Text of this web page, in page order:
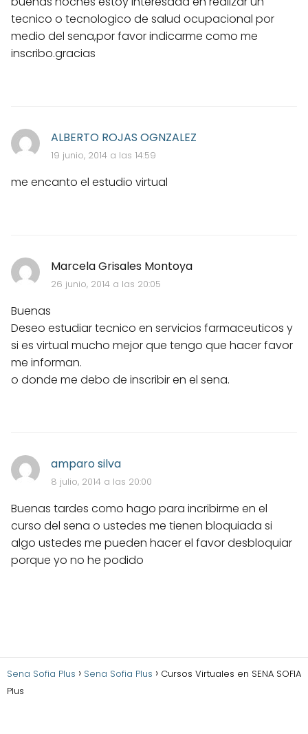
tecnico o tecnologico de salud ocupacional por
medio del sena,por favor indicarme como me
inscribo.gracias
ALBERTO ROJAS OGNZALEZ
19 junio, 2014 a las 14:59
me encanto el estudio virtual
Marcela Grisales Montoya
26 junio, 2014 a las 20:05
Buenas
Deseo estudiar tecnico en servicios farmaceuticos y
si es virtual mucho mejor que tengo que hacer favor
me informan.
o donde me debo de inscribir en el sena.
amparo silva
8 julio, 2014 a las 20:00
Buenas tardes como hago para incribirme en el
curso del sena o ustedes me tienen bloquiada si
algo ustedes me pueden hacer el favor desbloquiar
porque yo no he podido
Sena Sofia Plus Sena Sofia Plus
Cursos Virtuales en SENA SOFIA
Plus